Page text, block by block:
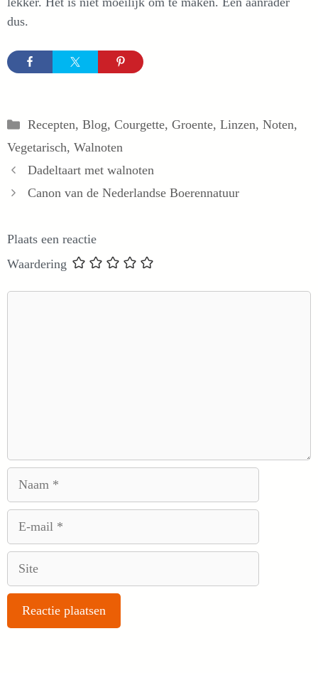
dus.
Categorieën
Recepten, Blog, Courgette, Groente, Linzen, Noten,
Vegetarisch, Walnoten
Dadeltaart met walnoten
Canon van de Nederlandse Boerennatuur
Plaats een reactie
Waardering